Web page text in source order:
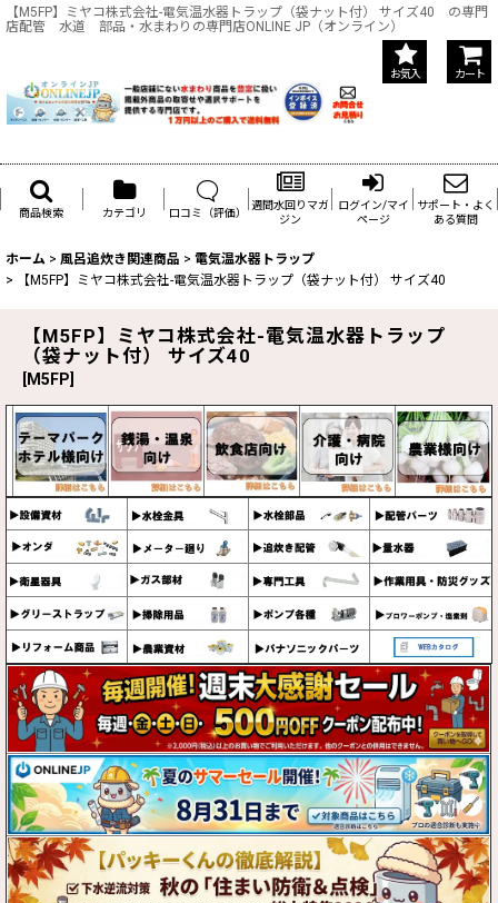
【M5FP】ミヤコ株式会社-電気温水器トラップ（袋ナット付） サイズ40 の専門
店配管 水道 部品・水まわりの専門店ONLINE JP（オンライン）
お気入 カート
商品検索 カテゴリ 口コミ（評価）
週間水回りマガ
ジン
ログイン/マイ
ページ
サポート・よく
ある質問
ホーム > 風呂追炊き関連商品 > 電気温水器トラップ
>
【M5FP】ミヤコ株式会社-電気温水器トラップ（袋ナット付） サイズ40
【M5FP】ミヤコ株式会社-電気温水器トラップ
（袋ナット付） サイズ40
M5FP